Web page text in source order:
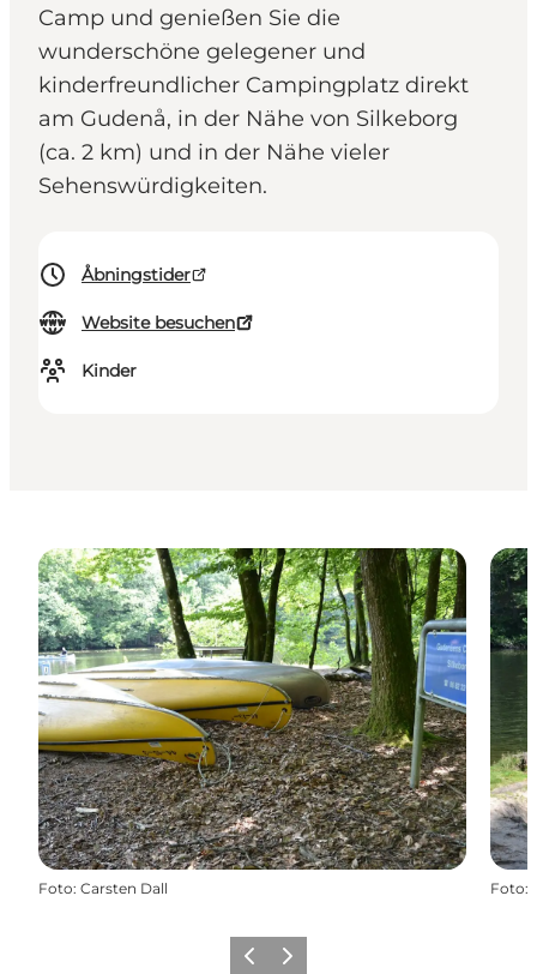
Camp und genießen Sie die
wunderschöne gelegener und
kinderfreundlicher Campingplatz direkt
am Gudenå, in der Nähe von Silkeborg
(ca. 2 km) und in der Nähe vieler
Sehenswürdigkeiten.
Åbningstider
Website besuchen
Kinder
Foto: Carsten Dall Foto:
ZurückWeiter